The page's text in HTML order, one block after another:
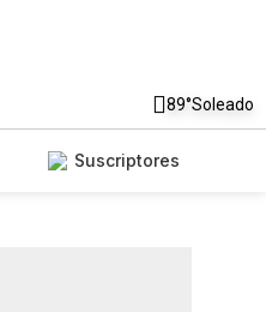
89°Soleado
Suscriptores